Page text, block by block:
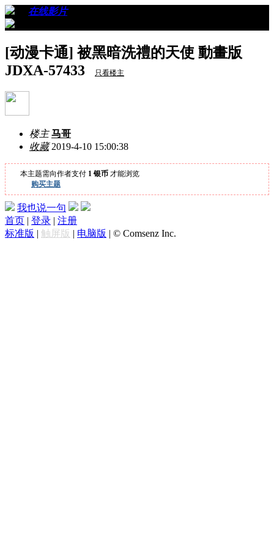
在线影片
[动漫卡通] 被黑暗洗禮的天使 動畫版
JDXA-57433
只看楼主
楼主 马哥
收藏2019-4-10 15:00:38
本主题需向作者支付 1 银币 才能浏览
购买主题
我也说一句
首页 | 登录 | 注册
标准版 | 触屏版 | 电脑版 | © Comsenz Inc.